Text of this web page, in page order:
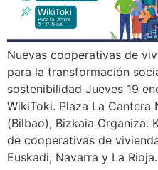
Nuevas cooperativas de
para la transformación
sostenibilidad Jueves 19
WikiToki. Plaza La Cantera
(Bilbao), Bizkaia Organiza:
de cooperativas de
Euskadi, Navarra y La